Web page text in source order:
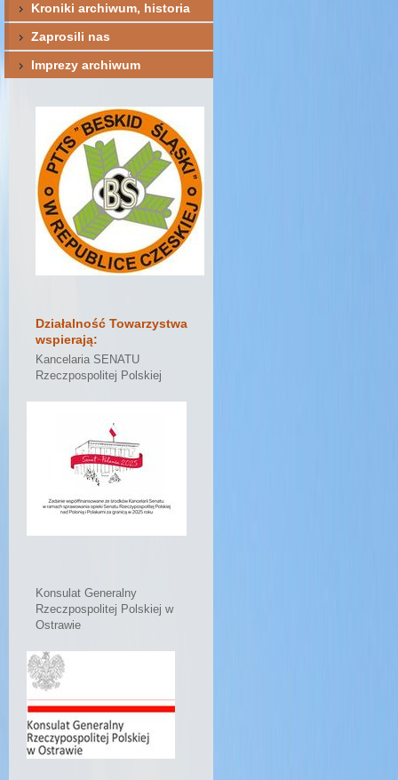
Kroniki archiwum, historia
Zaprosili nas
Imprezy archiwum
Działalność Towarzystwa
wspierają:
Kancelaria SENATU
Rzeczpospolitej Polskiej
Konsulat Generalny
Rzeczpospolitej Polskiej w
Ostrawie